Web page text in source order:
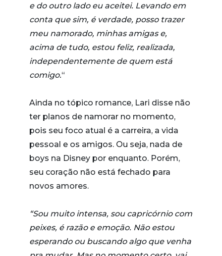
e do outro lado eu aceitei. Levando em
conta que sim, é verdade, posso trazer
meu namorado, minhas amigas e,
acima de tudo, estou feliz, realizada,
independentemente de quem está
comigo.“
Ainda no tópico romance, Lari disse não
ter planos de namorar no momento,
pois seu foco atual é a carreira, a vida
pessoal e os amigos. Ou seja, nada de
boys na Disney por enquanto. Porém,
seu coração não está fechado para
novos amores.
“Sou muito intensa, sou capricórnio com
peixes, é razão e emoção. Não estou
esperando ou buscando algo que venha